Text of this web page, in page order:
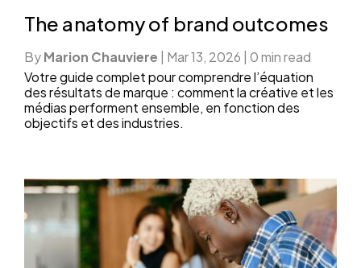
The anatomy of brand outcomes
ByMarion Chauviere Mar 13, 2026 0 min read
Votre guide complet pour comprendre l’équation
des résultats de marque : comment la créative et les
médias performent ensemble, en fonction des
objectifs et des industries.